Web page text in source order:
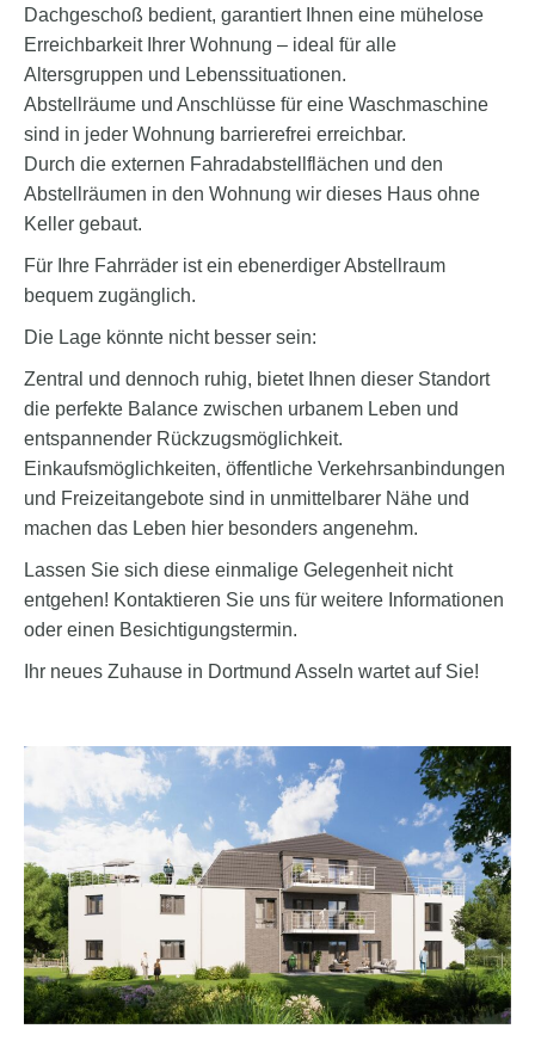
Dachgeschoß bedient, garantiert Ihnen eine mühelose
Erreichbarkeit Ihrer Wohnung – ideal für alle
Altersgruppen und Lebenssituationen.
Abstellräume und Anschlüsse für eine Waschmaschine
sind in jeder Wohnung barrierefrei erreichbar.
Durch die externen Fahradabstellflächen und den
Abstellräumen in den Wohnung wir dieses Haus ohne
Keller gebaut.
Für Ihre Fahrräder ist ein ebenerdiger Abstellraum
bequem zugänglich.
Die Lage könnte nicht besser sein:
Zentral und dennoch ruhig, bietet Ihnen dieser Standort
die perfekte Balance zwischen urbanem Leben und
entspannender Rückzugsmöglichkeit.
Einkaufsmöglichkeiten, öffentliche Verkehrsanbindungen
und Freizeitangebote sind in unmittelbarer Nähe und
machen das Leben hier besonders angenehm.
Lassen Sie sich diese einmalige Gelegenheit nicht
entgehen! Kontaktieren Sie uns für weitere Informationen
oder einen Besichtigungstermin.
Ihr neues Zuhause in Dortmund Asseln wartet auf Sie!